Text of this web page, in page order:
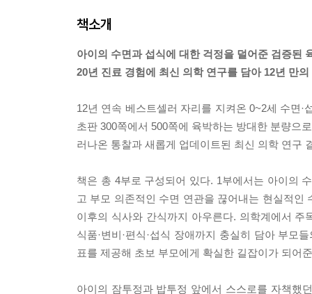
책소개
아이의 수면과 섭식에 대한 걱정을 덜어준 검증된
20년 진료 경험에 최신 의학 연구를 담아 12년 만
12년 연속 베스트셀러 자리를 지켜온 0~2세 수면
초판 300쪽에서 500쪽에 육박하는 방대한 분량으
러나온 통찰과 새롭게 업데이트된 최신 의학 연구
책은 총 4부로 구성되어 있다. 1부에서는 아이의
고 부모 의존적인 수면 연관을 끊어내는 현실적
이후의 식사와 간식까지 아우른다. 의학계에서
식품·변비·편식·섭식 장애까지 충실히 담아 부모
표를 제공해 초보 부모에게 확실한 길잡이가 되어
아이의 잠투정과 밥투정 앞에서 스스로를 자책했